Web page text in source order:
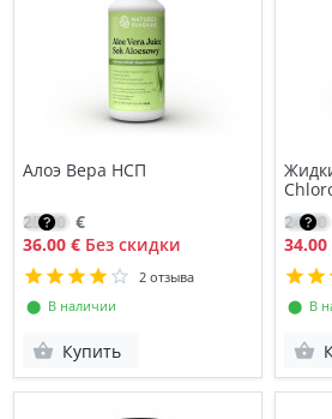
Алоэ Вера НСП
25.50 €
36.00 €Без скидки
2 отзыва
⬤ В наличии
Купить
для
24.00
34.00
⬤ В